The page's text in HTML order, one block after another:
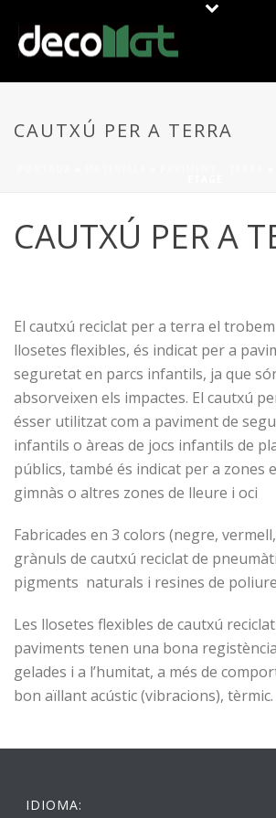
CAUTXÚ PER A TERRA
CAUTXÚ PER A
El cautxú reciclat per a terra el
llosetes flexibles, és indicat per a
seguretat en parcs infantils, ja que
absorveixen els impactes. El cautxú
ésser utilitzat com a paviment de
infantils o àreas de jocs infantils de
públics, també és indicat per a zones
gimnàs o altres zones de lleure i oci
Fabricades en 3 colors (negre,
grànuls de cautxú reciclat de
pigments naturals i resines de
Les llosetes flexibles de cautxú
paviments tenen una bona
gelades i a l’humitat, a més de
bon aïllant acústic (vibracions), tèrmic.
IDIOMA: